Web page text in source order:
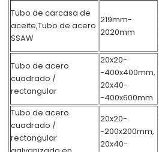
Tubo de carcasa de
aceite,Tubo de acero
SSAW
219mm-
2020mm
Tubo de acero
cuadrado /
rectangular
20x20-
-400x400mm,
20x40-
-400x600mm
Tubo de acero
cuadrado /
rectangular
20x20-
-200x200mm,
20x40-